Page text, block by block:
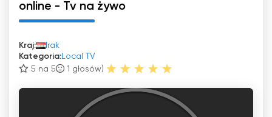
online - Tv na żywo
Kraj:
Irak
Kategoria:Local TV
5 na 5
1 głosów)